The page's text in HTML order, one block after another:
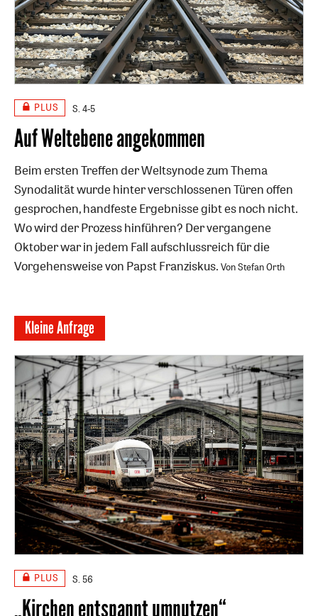
PLUS S. 4-5
Auf Weltebene angekommen
Beim ersten Treffen der Weltsynode zum Thema
Synodalität wurde hinter verschlossenen Türen offen
gesprochen, handfeste Ergebnisse gibt es noch nicht.
Wo wird der Prozess hinführen? Der vergangene
Oktober war in jedem Fall aufschlussreich für die
Vorgehensweise von Papst Franziskus. Von Stefan Orth
Kleine Anfrage
PLUS S. 56
„Kirchen entspannt umnutzen“